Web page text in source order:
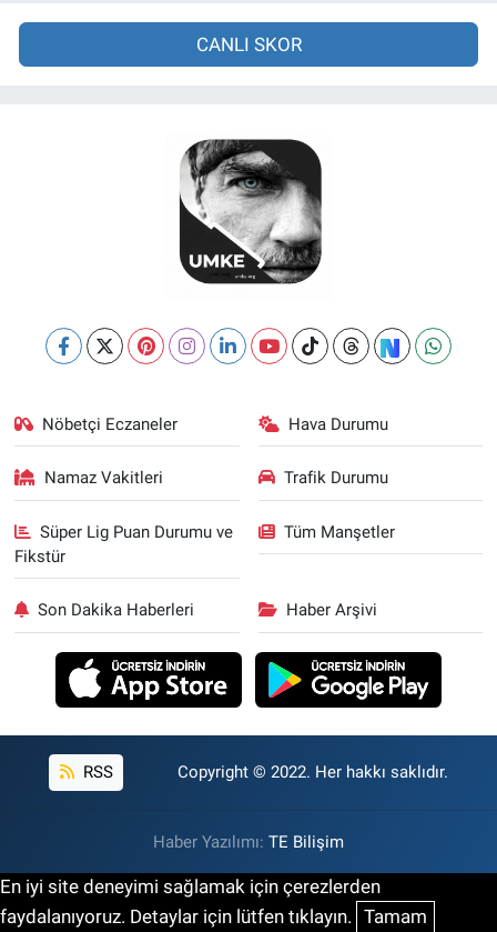
CANLI SKOR
Nöbetçi Eczaneler Hava Durumu
Namaz Vakitleri Trafik Durumu
Süper Lig Puan Durumu ve
Fikstür
Tüm Manşetler
Son Dakika Haberleri Haber Arşivi
RSS Copyright © 2022. Her hakkı saklıdır.
Haber Yazılımı: TE Bilişim
En iyi site deneyimi sağlamak için çerezlerden
faydalanıyoruz. Detaylar için lütfen tıklayın. Tamam